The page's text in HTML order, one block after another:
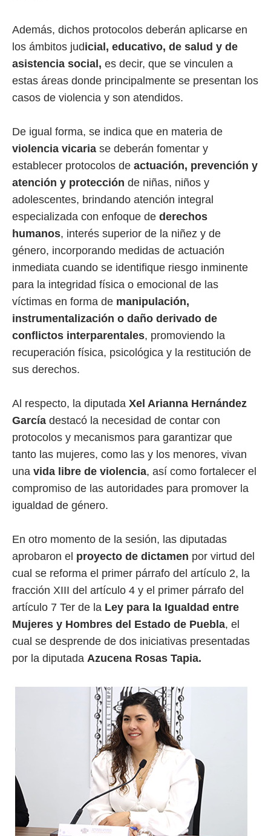
Además, dichos protocolos deberán aplicarse en
los ámbitos judicial, educativo, de salud y de
asistencia social, es decir, que se vinculen a
estas áreas donde principalmente se presentan los
casos de violencia y son atendidos.
De igual forma, se indica que en materia de
violencia vicaria se deberán fomentar y
establecer protocolos de actuación, prevención y
atención y protección de niñas, niños y
adolescentes, brindando atención integral
especializada con enfoque de derechos
humanos, interés superior de la niñez y de
género, incorporando medidas de actuación
inmediata cuando se identifique riesgo inminente
para la integridad física o emocional de las
víctimas en forma de manipulación,
instrumentalización o daño derivado de
conflictos interparentales, promoviendo la
recuperación física, psicológica y la restitución de
sus derechos.
Al respecto, la diputada Xel Arianna Hernández
García destacó la necesidad de contar con
protocolos y mecanismos para garantizar que
tanto las mujeres, como las y los menores, vivan
una vida libre de violencia, así como fortalecer el
compromiso de las autoridades para promover la
igualdad de género.
En otro momento de la sesión, las diputadas
aprobaron el proyecto de dictamen por virtud del
cual se reforma el primer párrafo del artículo 2, la
fracción XIII del artículo 4 y el primer párrafo del
artículo 7 Ter de la Ley para la Igualdad entre
Mujeres y Hombres del Estado de Puebla, el
cual se desprende de dos iniciativas presentadas
por la diputada Azucena Rosas Tapia.